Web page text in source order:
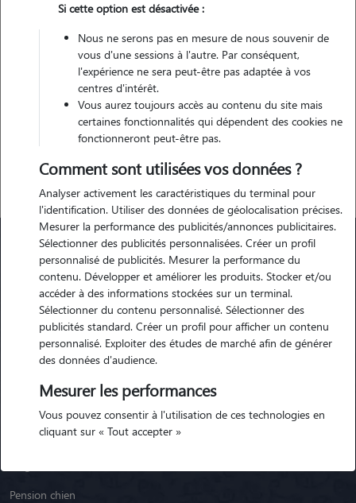
Ce pet sitter n'existe pas/plus sur notre site. Merci de
renouveler votre recherche.
Animaute
Garde Chien
Garde Chat
Races de chiens
Pension chien
Si cette option est désactivée :
Nous ne serons pas en mesure de nous souvenir de
vous d'une sessions à l'autre. Par conséquent,
l'expérience ne sera peut-être pas adaptée à vos
centres d'intérêt.
Vous aurez toujours accès au contenu du site mais
certaines fonctionnalités qui dépendent des cookies ne
fonctionneront peut-être pas.
Comment sont utilisées vos données ?
Analyser activement les caractéristiques du terminal pour
l'identification. Utiliser des données de géolocalisation précises.
Mesurer la performance des publicités/annonces publicitaires.
Sélectionner des publicités personnalisées. Créer un profil
personnalisé de publicités. Mesurer la performance du
contenu. Développer et améliorer les produits. Stocker et/ou
accéder à des informations stockées sur un terminal.
Sélectionner du contenu personnalisé. Sélectionner des
publicités standard. Créer un profil pour afficher un contenu
personnalisé. Exploiter des études de marché afin de générer
des données d'audience.
Mesurer les performances
Vous pouvez consentir à l'utilisation de ces technologies en
cliquant sur « Tout accepter »